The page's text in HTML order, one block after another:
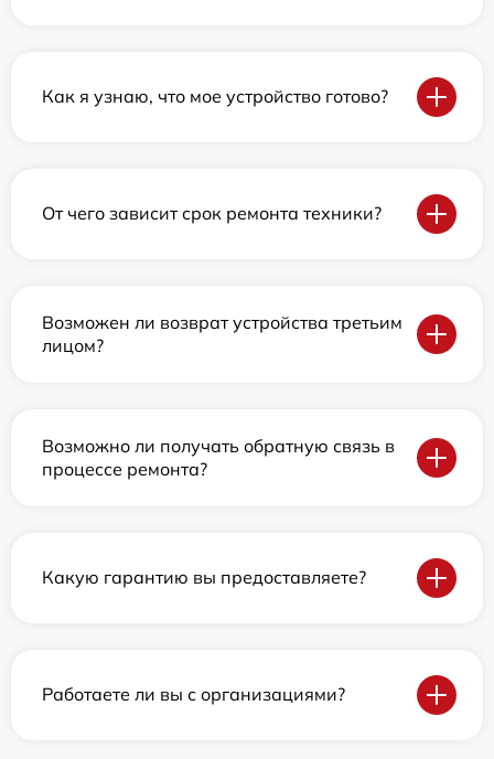
Как я узнаю, что мое устройство готово?
От чего зависит срок ремонта техники?
Возможен ли возврат устройства третьим
лицом?
Возможно ли получать обратную связь в
процессе ремонта?
Какую гарантию вы предоставляете?
Работаете ли вы с организациями?